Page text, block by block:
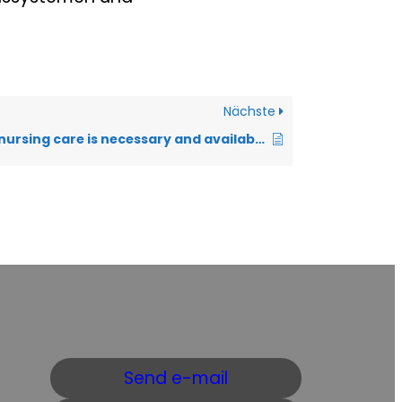
Nächste
What kind of nursing care is necessary and available?
Send e-mail